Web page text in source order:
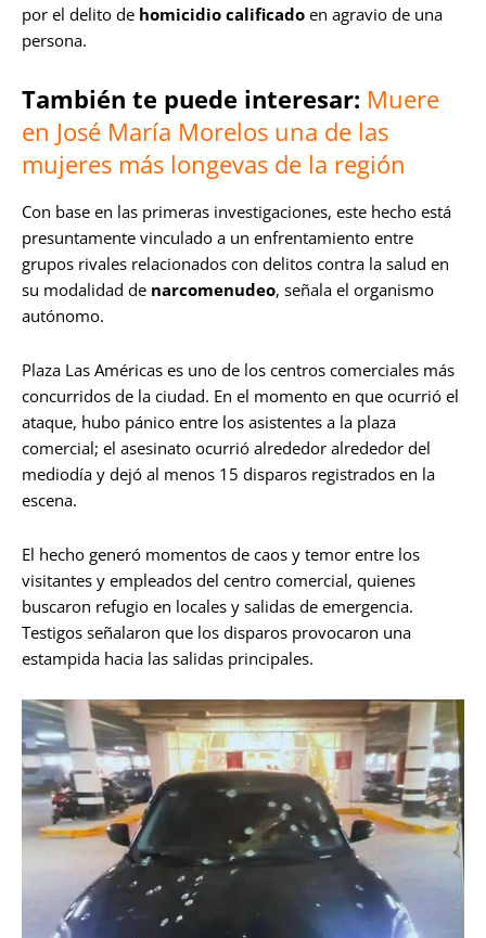
por el delito de homicidio calificado en agravio de una
persona.
También te puede interesar: Muere
en José María Morelos una de las
mujeres más longevas de la región
Con base en las primeras investigaciones, este hecho está
presuntamente vinculado a un enfrentamiento entre
grupos rivales relacionados con delitos contra la salud en
su modalidad de narcomenudeo, señala el organismo
autónomo.
Plaza Las Américas es uno de los centros comerciales más
concurridos de la ciudad. En el momento en que ocurrió el
ataque, hubo pánico entre los asistentes a la plaza
comercial; el asesinato ocurrió alrededor alrededor del
mediodía y dejó al menos 15 disparos registrados en la
escena.
El hecho generó momentos de caos y temor entre los
visitantes y empleados del centro comercial, quienes
buscaron refugio en locales y salidas de emergencia.
Testigos señalaron que los disparos provocaron una
estampida hacia las salidas principales.